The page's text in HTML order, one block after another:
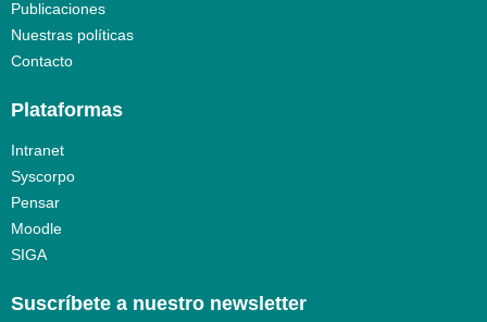
Publicaciones
Nuestras políticas
Contacto
Plataformas
Intranet
Syscorpo
Pensar
Moodle
SIGA
Suscríbete a nuestro newsletter​